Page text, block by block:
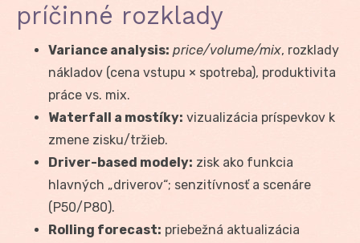
príčinné rozklady
Variance analysis: price/volume/mix, rozklady
nákladov (cena vstupu × spotreba), produktivita
práce vs. mix.
Waterfall a mostíky: vizualizácia príspevkov k
zmene zisku/tržieb.
Driver-based modely: zisk ako funkcia
hlavných „driverov“; senzitívnosť a scenáre
(P50/P80).
Rolling forecast: priebežná aktualizácia